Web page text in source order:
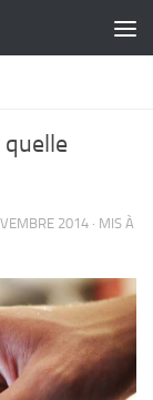
2014 · MIS À